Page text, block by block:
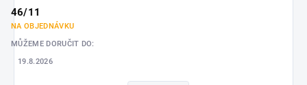
46/11
NA OBJEDNÁVKU
MŮŽEME DORUČIT DO:
19.8.2026